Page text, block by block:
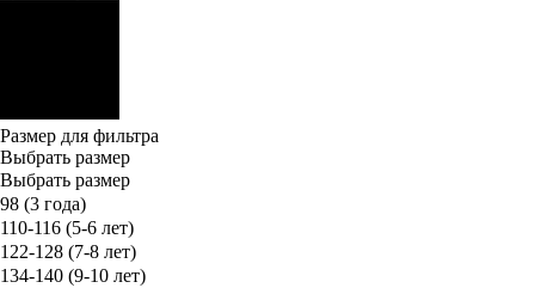
Размер для фильтра
Выбрать размер
Выбрать размер
98 (3 года)
110-116 (5-6 лет)
122-128 (7-8 лет)
134-140 (9-10 лет)